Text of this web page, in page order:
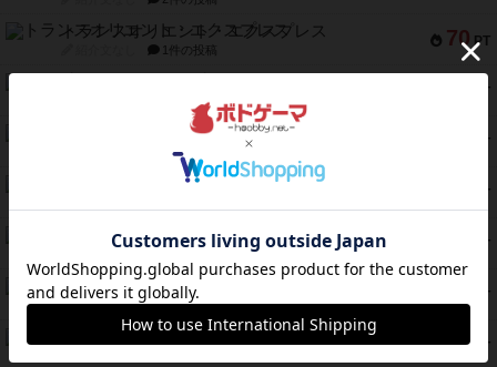
70 PT
トランスオリエント・エクスプレス
1件の投稿
PT
1件の投稿
PT
キャプテン・フリップ：イスラ・ボンバ
2件の投稿
PT
ガルフストライク
PT
エコーズ・オブ・タイム
PT
スカルキング
紹介文あり 12件の投稿
45 PT